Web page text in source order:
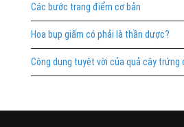
Các bước trang điểm cơ bản
Hoa bụp giấm có phải là thần dược?
Công dụng tuyệt vời của quả cây trứng